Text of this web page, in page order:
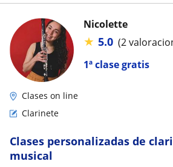
1ª clase gratis
Nicolette
★ 5.0 (2
Clases on line
Clarinete
Clases personalizadas de
musical